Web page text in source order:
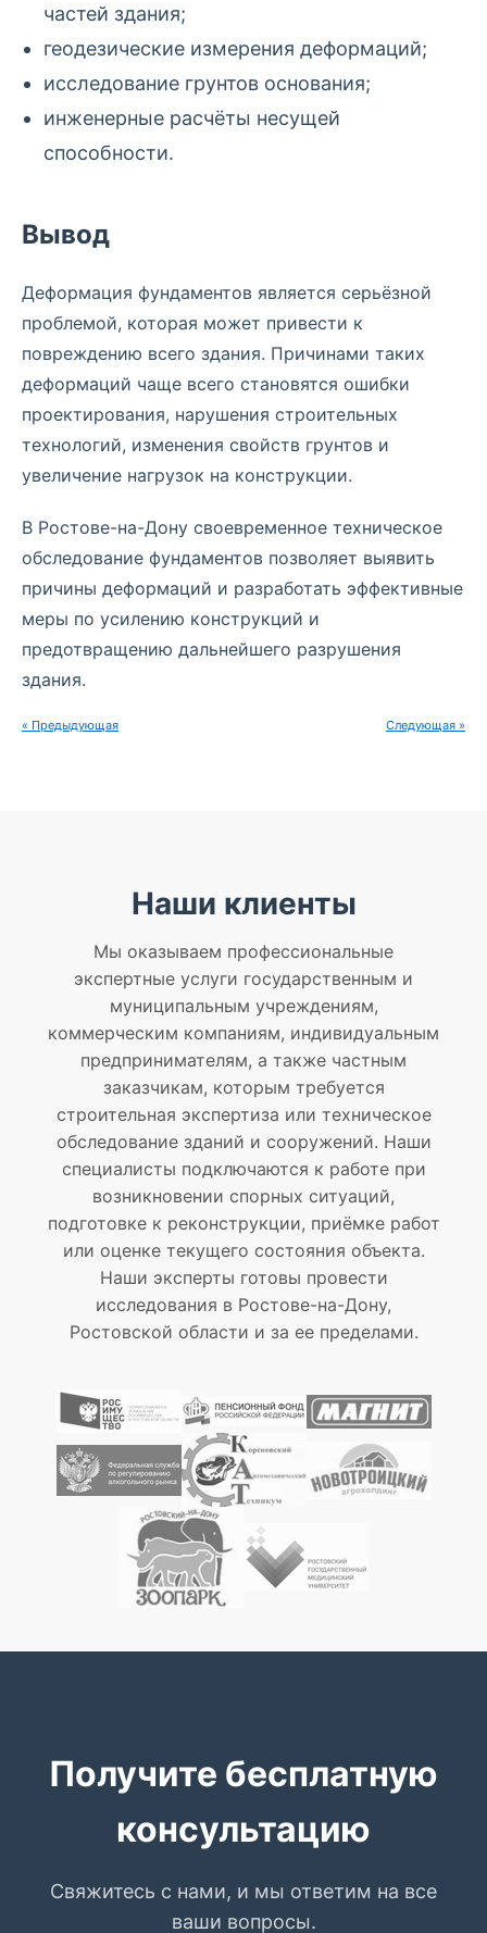
частей здания;
геодезические измерения деформаций;
исследование грунтов основания;
инженерные расчёты несущей
способности.
Вывод
Деформация фундаментов является серьёзной
проблемой, которая может привести к
повреждению всего здания. Причинами таких
деформаций чаще всего становятся ошибки
проектирования, нарушения строительных
технологий, изменения свойств грунтов и
увеличение нагрузок на конструкции.
В Ростове-на-Дону своевременное техническое
обследование фундаментов позволяет выявить
причины деформаций и разработать эффективные
меры по усилению конструкций и
предотвращению дальнейшего разрушения
здания.
Следующая »
« Предыдующая
Наши клиенты
Мы оказываем профессиональные
экспертные услуги государственным и
муниципальным учреждениям,
коммерческим компаниям, индивидуальным
предпринимателям, а также частным
заказчикам, которым требуется
строительная экспертиза или техническое
обследование зданий и сооружений. Наши
специалисты подключаются к работе при
возникновении спорных ситуаций,
подготовке к реконструкции, приёмке работ
или оценке текущего состояния объекта.
Наши эксперты готовы провести
исследования в Ростове-на-Дону,
Ростовской области и за ее пределами.
Получите бесплатную
консультацию
Свяжитесь с нами, и мы ответим на все
ваши вопросы.